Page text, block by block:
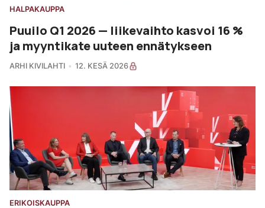
HALPAKAUPPA
Puuilo Q1 2026 — liikevaihto kasvoi 16 %
ja myyntikate uuteen ennätykseen
ARHI KIVILAHTI 12. KESÄ 2026
ERIKOISKAUPPA